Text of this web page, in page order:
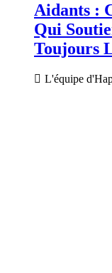
Aidants :
Qui
Toujours
L'équipe